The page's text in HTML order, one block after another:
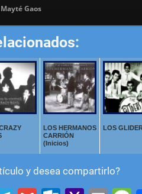
Mayté Gaos
LOS HERMANOS
CARRIÓN
(Inicios)
LOS
y desea compartirlo?